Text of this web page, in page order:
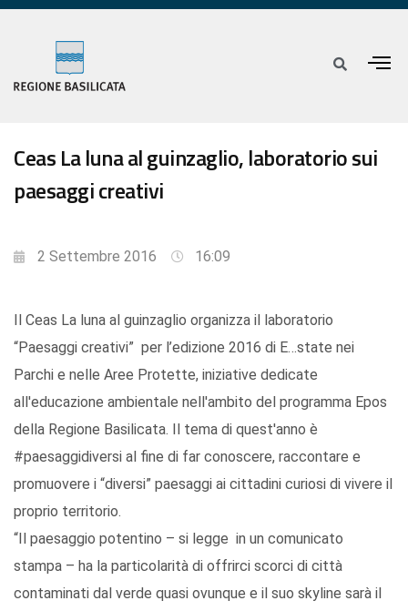
Ceas La luna al guinzaglio, laboratorio sui
paesaggi creativi
2 Settembre 2016 16:09
Il Ceas La luna al guinzaglio organizza il laboratorio
“Paesaggi creativi” per l’edizione 2016 di E…state nei
Parchi e nelle Aree Protette, iniziative dedicate
all'educazione ambientale nell'ambito del programma Epos
della Regione Basilicata. Il tema di quest'anno è
#paesaggidiversi al fine di far conoscere, raccontare e
promuovere i “diversi” paesaggi ai cittadini curiosi di vivere il
proprio territorio.
“Il paesaggio potentino – si legge in un comunicato
stampa – ha la particolarità di offrirci scorci di città
contaminati dal verde quasi ovunque e il suo skyline sarà il